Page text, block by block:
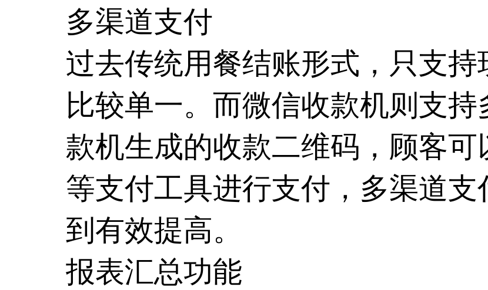
多渠道支付
过去传统用餐结账形式，只支
比较单一。而微信收款机则支
款机生成的收款二维码，顾客
等支付工具进行支付，多渠道
到有效提高。
报表汇总功能